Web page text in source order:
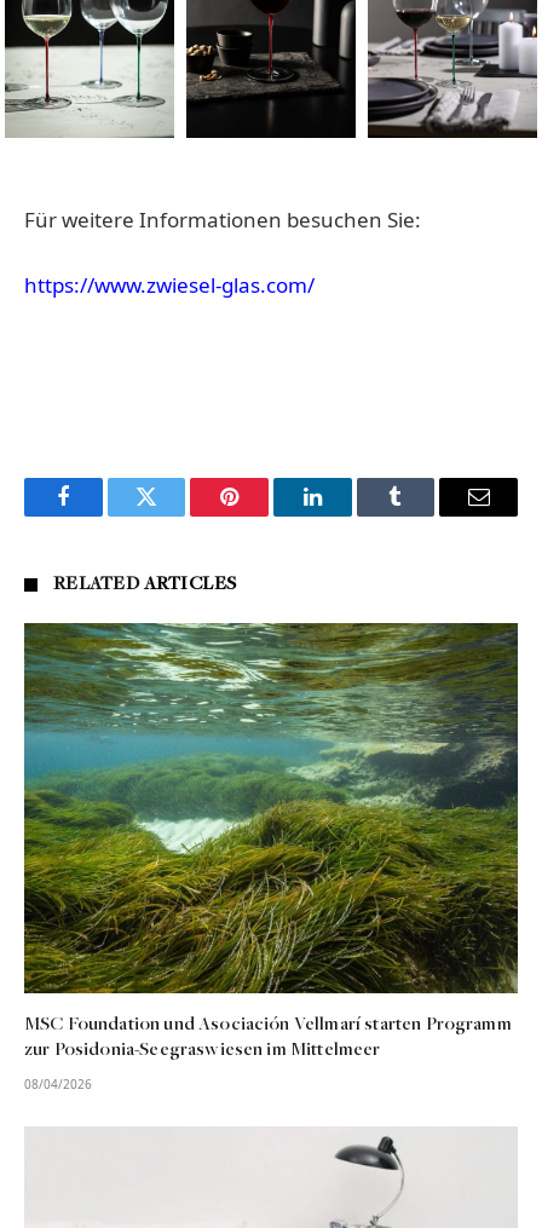
Für weitere Informationen besuchen Sie:
https://www.zwiesel-glas.com/
FacebookTwitter Pinterest LinkedInTumblr Email
RELATEDARTICLES
MSC Foundation und Asociación Vellmarí starten Programm
zur Posidonia-Seegraswiesen im Mittelmeer
08/04/2026